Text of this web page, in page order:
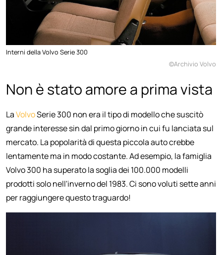
Interni della Volvo Serie 300
©Archivio Volvo
Non è stato amore a prima vista
LaVolvoSerie 300 non era il tipo di modello che suscitò
grande interesse sin dal primo giorno in cui fu lanciata sul
mercato. La popolarità di questa piccola auto crebbe
lentamente ma in modo costante. Ad esempio, la famiglia
Volvo 300 ha superato la soglia dei 100.000 modelli
prodotti solo nell'inverno del 1983. Ci sono voluti sette anni
per raggiungere questo traguardo!